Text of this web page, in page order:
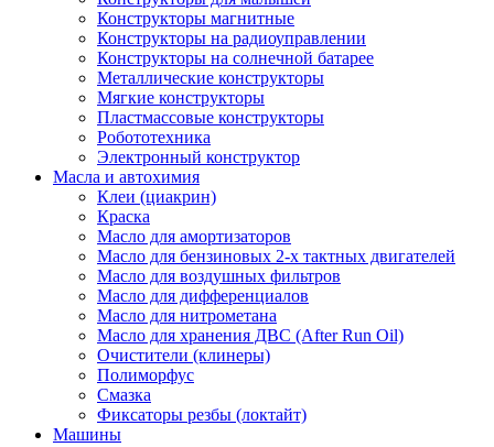
Конструкторы магнитные
Конструкторы на радиоуправлении
Конструкторы на солнечной батарее
Металлические конструкторы
Мягкие конструкторы
Пластмассовые конструкторы
Робототехника
Электронный конструктор
Масла и автохимия
Клеи (циакрин)
Краска
Масло для амортизаторов
Масло для бензиновых 2-х тактных двигателей
Масло для воздушных фильтров
Масло для дифференциалов
Масло для нитрометана
Масло для хранения ДВС (After Run Oil)
Очистители (клинеры)
Полиморфус
Смазка
Фиксаторы резбы (локтайт)
Машины